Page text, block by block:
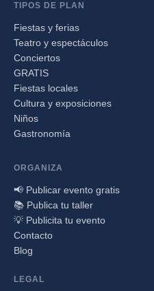
TIPOS DE PLAN
Fiestas y ferias
Teatro y espectáculos
Conciertos
GRATIS
Fiestas locales
Cultura y exposiciones
Niños
Gastronomía
ORGANIZA
📢 Publicar evento gratis
📚 Publica tu taller
💡 Publicita tu evento
Contacto
Blog
LEGAL